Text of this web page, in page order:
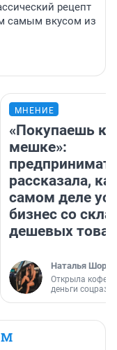
рецепт
самым вкусом из
МНЕНИЕ
«Покупаешь
мешке»:
рассказала,
самом деле
бизнес со
дешевых
Наталья
Открыла
деньги